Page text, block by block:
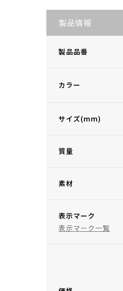
製品情報
製品品番
カラー
サイズ(mm)
質量
素材
表示マーク
表示マーク一覧